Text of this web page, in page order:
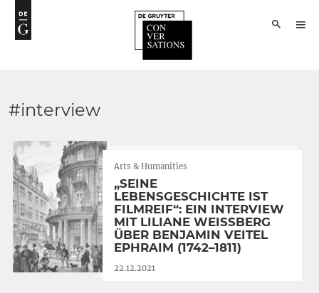
#interview
Arts & Humanities
„SEINE
LEBENSGESCHICHTE IST
FILMREIF“: EIN INTERVIEW
MIT LILIANE WEISSBERG
ÜBER BENJAMIN VEITEL
EPHRAIM (1742–1811)
22.12.2021